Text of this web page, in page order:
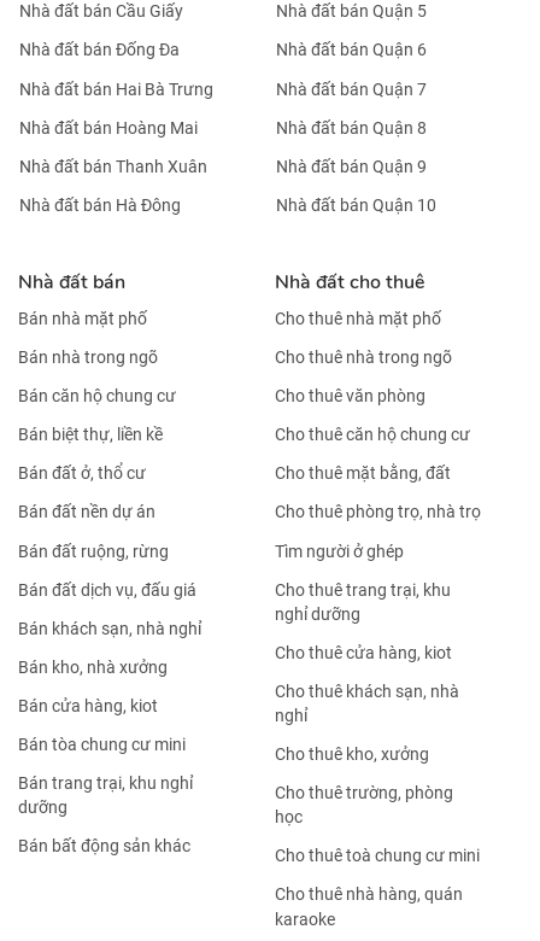
Nhà đất bán Cầu Giấy
Nhà đất bán Đống Đa
Nhà đất bán Hai Bà Trưng
Nhà đất bán Hoàng Mai
Nhà đất bán Thanh Xuân
Nhà đất bán Hà Đông
Nhà đất bán Quận 5
Nhà đất bán Quận 6
Nhà đất bán Quận 7
Nhà đất bán Quận 8
Nhà đất bán Quận 9
Nhà đất bán Quận 10
Nhà đất bán
Bán nhà mặt phố
Bán nhà trong ngõ
Bán căn hộ chung cư
Bán biệt thự, liền kề
Bán đất ở, thổ cư
Bán đất nền dự án
Bán đất ruộng, rừng
Bán đất dịch vụ, đấu giá
Bán khách sạn, nhà nghỉ
Bán kho, nhà xưởng
Bán cửa hàng, kiot
Bán tòa chung cư mini
Bán trang trại, khu nghỉ
dưỡng
Bán bất động sản khác
Nhà đất cho thuê
Cho thuê nhà mặt phố
Cho thuê nhà trong ngõ
Cho thuê văn phòng
Cho thuê căn hộ chung cư
Cho thuê mặt bằng, đất
Cho thuê phòng trọ, nhà trọ
Tìm người ở ghép
Cho thuê trang trại, khu
nghỉ dưỡng
Cho thuê cửa hàng, kiot
Cho thuê khách sạn, nhà
nghỉ
Cho thuê kho, xưởng
Cho thuê trường, phòng
học
Cho thuê toà chung cư mini
Cho thuê nhà hàng, quán
karaoke